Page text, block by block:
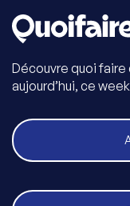
Découvre quoi
aujourd’hui, ce